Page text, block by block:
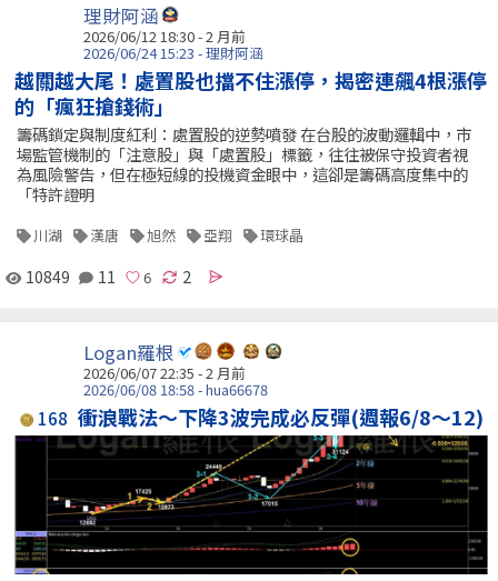
理財阿涵
2026/06/12 18:30 - 2 月前
2026/06/24 15:23 - 理財阿涵
越關越大尾！處置股也擋不住漲停，揭密連飆4根漲停
的「瘋狂搶錢術」
籌碼鎖定與制度紅利：處置股的逆勢噴發 在台股的波動邏輯中，市
場監管機制的「注意股」與「處置股」標籤，往往被保守投資者視
為風險警告，但在極短線的投機資金眼中，這卻是籌碼高度集中的
「特許證明
川湖 漢唐 旭然 亞翔 環球晶
10849 11 2
Logan羅根
2026/06/07 22:35 - 2 月前
2026/06/08 18:58 - hua66678
168 衝浪戰法～下降3波完成必反彈(週報6/8～12)